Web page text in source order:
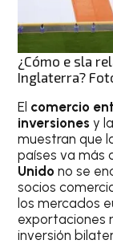
¿Cómo e sla
Inglaterra?
El comercio
inversiones y
muestran que
países va más
Unido no se
socios
los mercados
exportaciones
inversión